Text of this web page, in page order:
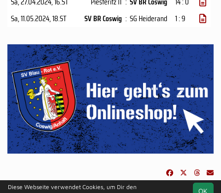
Sa, 11.05.2024, 18.ST SV BR Coswig : SG Heiderand 1 : 9
OK
Diese Webseite verwendet Cookies, um Dir den